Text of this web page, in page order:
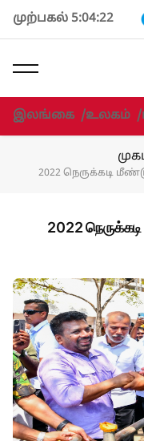
முற்பகல் 5:04:22
இலங்கை /உலகம் /
2022 நெருக்கடி
2022